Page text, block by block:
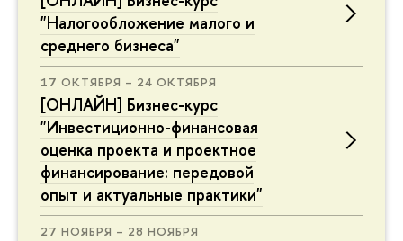
"Налогообложение малого и
среднего бизнеса"
17 ОКТЯБРЯ – 24 ОКТЯБРЯ
[ОНЛАЙН] Бизнес-курс
"Инвестиционно-финансовая
оценка проекта и проектное
финансирование: передовой
опыт и актуальные практики"
27 НОЯБРЯ – 28 НОЯБРЯ